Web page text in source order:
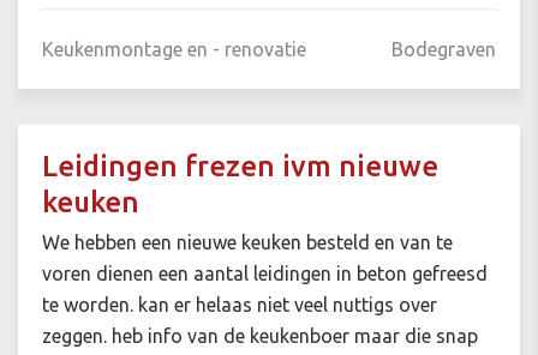
Keukenmontage en - renovatie Bodegraven
Leidingen frezen ivm nieuwe
keuken
We hebben een nieuwe keuken besteld en van te
voren dienen een aantal leidingen in beton gefreesd
te worden. kan er helaas niet veel nuttigs over
zeggen. heb info van de keukenboer maar die snap